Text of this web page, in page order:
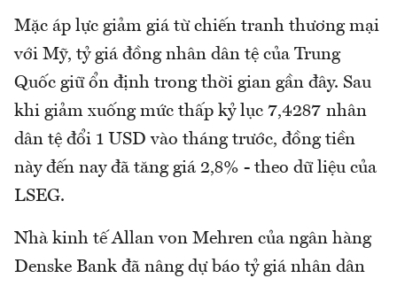
Mặc áp lực giảm giá từ chiến tranh thương mại
với Mỹ, tỷ giá đồng nhân dân tệ của Trung
Quốc giữ ổn định trong thời gian gần đây. Sau
khi giảm xuống mức thấp kỷ lục 7,4287 nhân
dân tệ đổi 1 USD vào tháng trước, đồng tiền
này đến nay đã tăng giá 2,8% - theo dữ liệu của
LSEG.
Nhà kinh tế Allan von Mehren của ngân hàng
Denske Bank đã nâng dự báo tỷ giá nhân dân